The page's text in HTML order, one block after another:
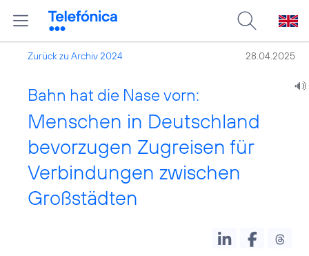
Zurück zu Archiv 2024 28.04.2025
Bahn hat die Nase vorn:
Menschen in Deutschland
bevorzugen Zugreisen für
Verbindungen zwischen
Großstädten